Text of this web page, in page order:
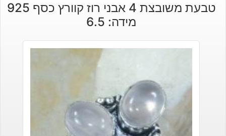
טבעת משובצת 4 אבני רוז קוורץ כסף 925
מידה: 6.5